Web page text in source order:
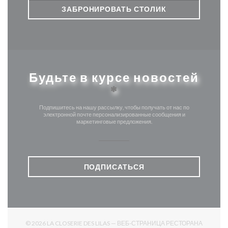
ЗАБРОНИРОВАТЬ СТОЛИК
Будьте в курсе новостей
*
Подпишитесь на нашу рассылку, чтобы получать от нас по
электронной почте персонализированные сообщения и
маркетинговые предложения.
ПОДПИСАТЬСЯ
© 2026 LA CLOSERIE DES LILAS — ВЕБ-СТРАНИЦА РЕСТОРАНА